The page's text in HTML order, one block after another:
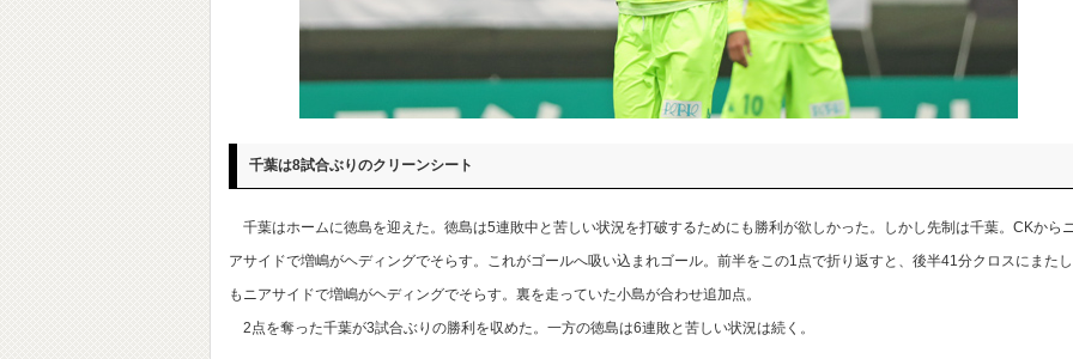
千葉は8試合ぶりのクリーンシート
千葉はホームに徳島を迎えた。徳島は5連敗中と苦しい状況を打破するためにも勝利が欲しかった。しかし先制は千葉。CKから
アサイドで増嶋がヘディングでそらす。これがゴールへ吸い込まれゴール。前半をこの1点で折り返すと、後半41分クロスにまた
もニアサイドで増嶋がヘディングでそらす。裏を走っていた小島が合わせ追加点。
2点を奪った千葉が3試合ぶりの勝利を収めた。一方の徳島は6連敗と苦しい状況は続く。